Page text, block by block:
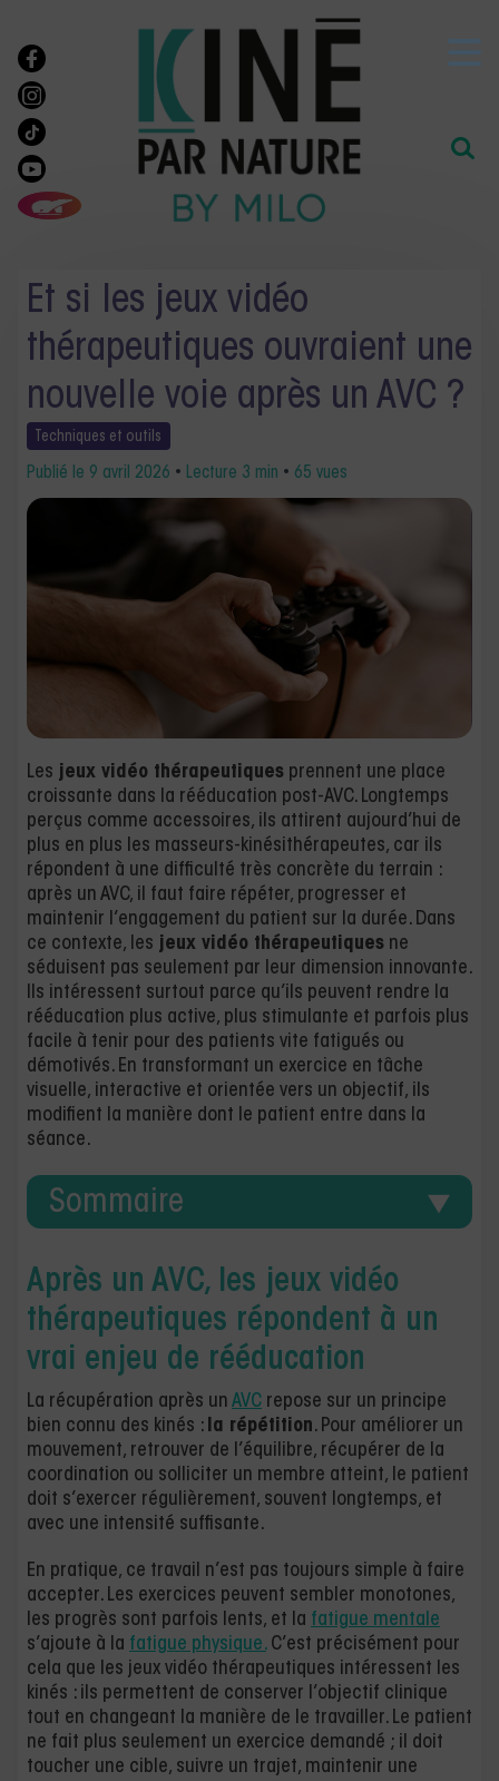
Et si les jeux vidéo
thérapeutiques ouvraient une
nouvelle voie après un AVC ?
Techniques et outils
Publié le 9 avril 2026 • Lecture 3 min • 65 vues
Les jeux vidéo thérapeutiques prennent une place
croissante dans la rééducation post-AVC. Longtemps
perçus comme accessoires, ils attirent aujourd’hui de
plus en plus les masseurs-kinésithérapeutes, car ils
répondent à une difficulté très concrète du terrain :
après un AVC, il faut faire répéter, progresser et
maintenir l’engagement du patient sur la durée. Dans
ce contexte, les jeux vidéo thérapeutiques ne
séduisent pas seulement par leur dimension innovante.
Ils intéressent surtout parce qu’ils peuvent rendre la
rééducation plus active, plus stimulante et parfois plus
facile à tenir pour des patients vite fatigués ou
démotivés. En transformant un exercice en tâche
visuelle, interactive et orientée vers un objectif, ils
modifient la manière dont le patient entre dans la
séance.
Sommaire
Après un AVC, les jeux vidéo
thérapeutiques répondent à un
vrai enjeu de rééducation
La récupération après un AVC repose sur un principe
bien connu des kinés : la répétition. Pour améliorer un
mouvement, retrouver de l’équilibre, récupérer de la
coordination ou solliciter un membre atteint, le patient
doit s’exercer régulièrement, souvent longtemps, et
avec une intensité suffisante.
En pratique, ce travail n’est pas toujours simple à faire
accepter. Les exercices peuvent sembler monotones,
les progrès sont parfois lents, et la fatigue mentale
s’ajoute à la fatigue physique.C’est précisément pour
cela que les jeux vidéo thérapeutiques intéressent les
kinés : ils permettent de conserver l’objectif clinique
tout en changeant la manière de le travailler. Le patient
ne fait plus seulement un exercice demandé ; il doit
toucher une cible, suivre un trajet, maintenir une